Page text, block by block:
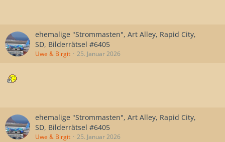
ehemalige "Strommasten", Art Alley, Rapid City,
SD, Bilderrätsel #6405
Uwe & Birgit 25. Januar 2026
ehemalige "Strommasten", Art Alley, Rapid City,
SD, Bilderrätsel #6405
Uwe & Birgit 25. Januar 2026